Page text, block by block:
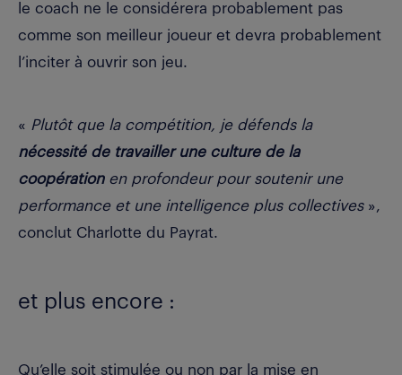
le coach ne le considérera probablement pas
comme son meilleur joueur et devra probablement
l’inciter à ouvrir son jeu.
« Plutôt que la compétition, je défends la
nécessité de travailler une culture de la
coopérationen profondeur pour soutenir une
performance et une intelligence plus collectives»,
conclut Charlotte du Payrat.
et plus encore :
Qu’elle soit stimulée ou non par la mise en